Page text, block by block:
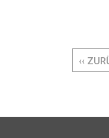
SEITE
‹‹